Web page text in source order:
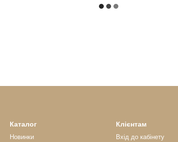
Каталог
Новинки
Клієнтам
Вхід до кабінету